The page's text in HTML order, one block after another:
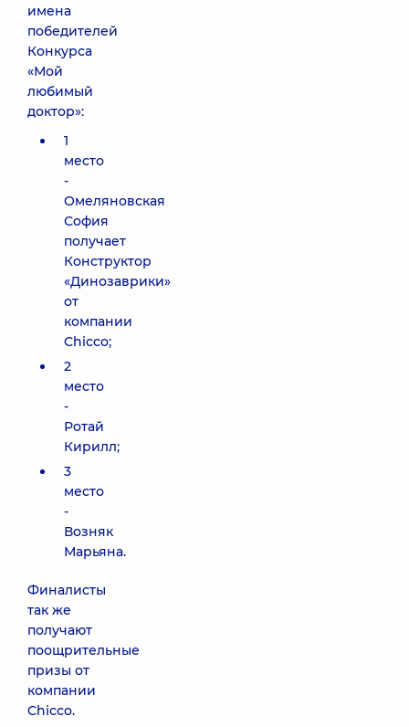
имена
победителей
Конкурса
«Мой
любимый
доктор»:
1
место
-
Омеляновская
София
получает
Конструктор
«Динозаврики»
от
компании
Chicco;
2
место
-
Ротай
Кирилл;
3
место
-
Возняк
Марьяна.
Финалисты
так же
получают
поощрительные
призы от
компании
Chicco.